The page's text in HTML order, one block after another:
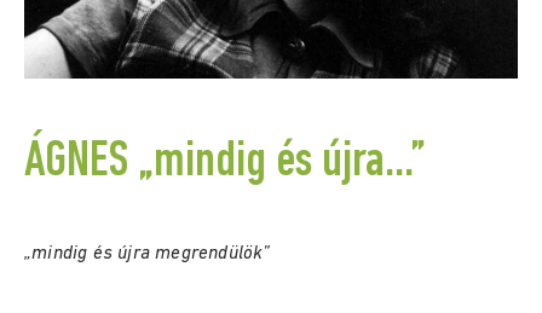
ÁGNES „mindig és újra…”
„mindig és újra megrendülök”